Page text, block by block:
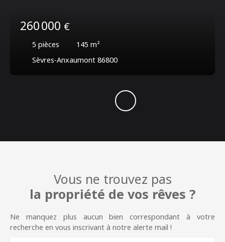
260 000 €
5 pièces 145 m²
Sèvres-Anxaumont 86800
Vous ne trouvez pas
la propriété de vos rêves ?
Ne manquez plus aucun bien correspondant à votre
recherche en vous inscrivant à notre alerte mail !